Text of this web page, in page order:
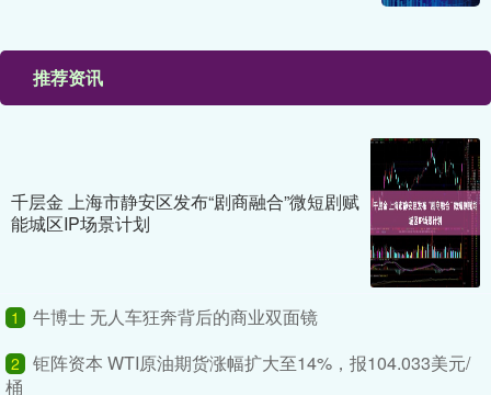
推荐资讯
千层金 上海市静安区发布“剧商融合”微短剧赋
能城区IP场景计划
1 牛博士 无人车狂奔背后的商业双面镜
2
钜阵资本 WTI原油期货涨幅扩大至14%，报104.033美元/
桶